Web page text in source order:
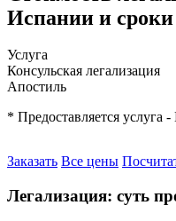
Испании и сроки
Услуга
Консульская легализация
Апостиль
* Предоставляется услуга
Заказать Все цены
Легализация: суть